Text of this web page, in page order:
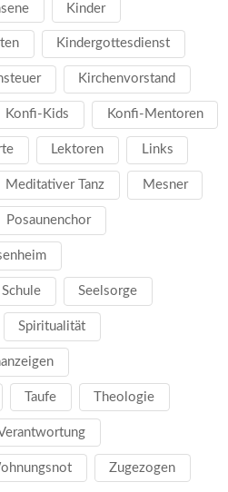
Kinder
Kindergottesdienst
Kirchenvorstand
Konfi-Kids Konfi-Mentoren
Lektoren Links
Meditativer Tanz Mesner
Posaunenchor
Schule Seelsorge
Spiritualität
Taufe Theologie
Zugezogen